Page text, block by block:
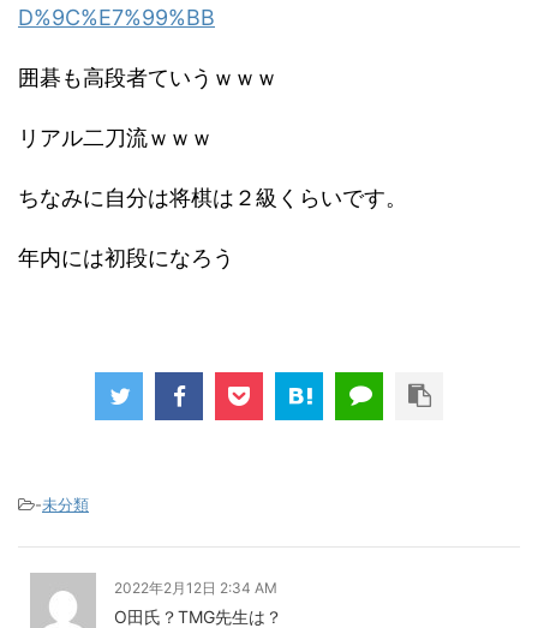
D%9C%E7%99%BB
囲碁も高段者ていうｗｗｗ
リアル二刀流ｗｗｗ
ちなみに自分は将棋は２級くらいです。
年内には初段になろう
-未分類
2022年2月12日 2:34 AM
O田氏？TMG先生は？